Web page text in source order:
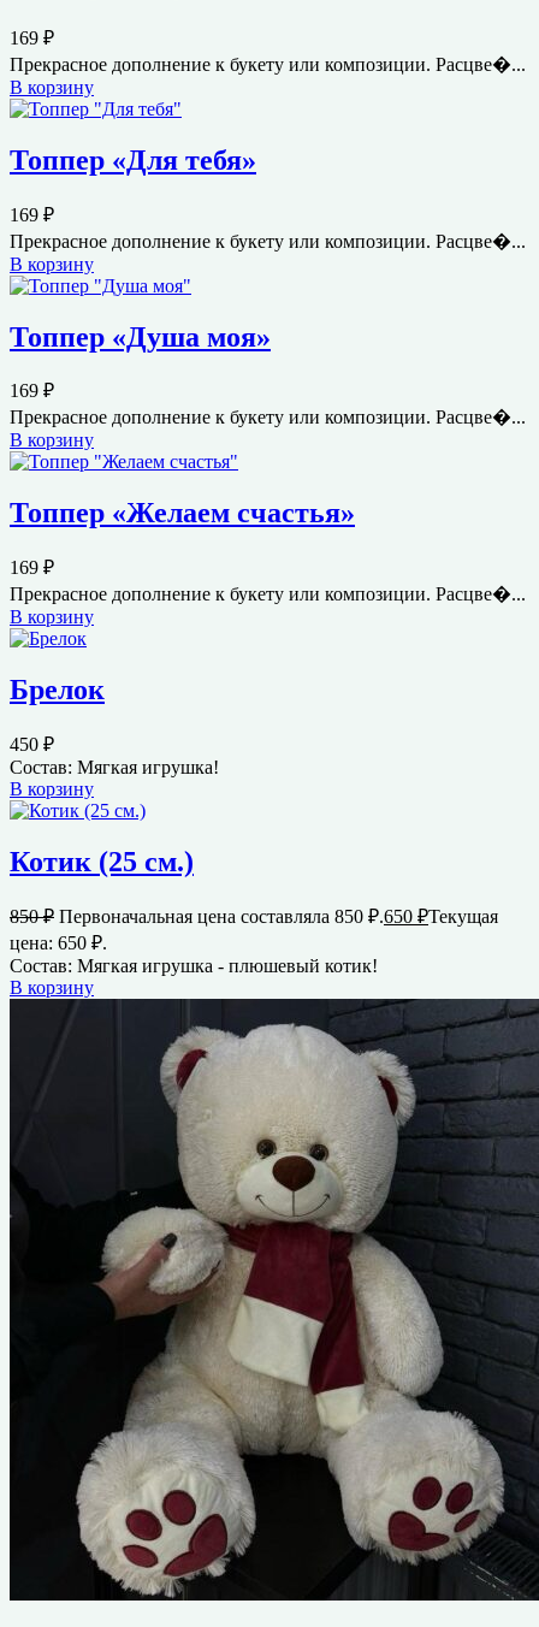
169 ₽
Прекрасное дополнение к букету или композиции. Расцве�...
В корзину
Топпер «Для тебя»
169 ₽
Прекрасное дополнение к букету или композиции. Расцве�...
В корзину
Топпер «Душа моя»
169 ₽
Прекрасное дополнение к букету или композиции. Расцве�...
В корзину
Топпер «Желаем счастья»
169 ₽
Прекрасное дополнение к букету или композиции. Расцве�...
В корзину
Брелок
450 ₽
Состав: Мягкая игрушка!
В корзину
Котик (25 см.)
850₽ Первоначальная цена составляла 850 ₽.650 ₽Текущая
цена: 650 ₽.
Состав: Мягкая игрушка - плюшевый котик!
В корзину